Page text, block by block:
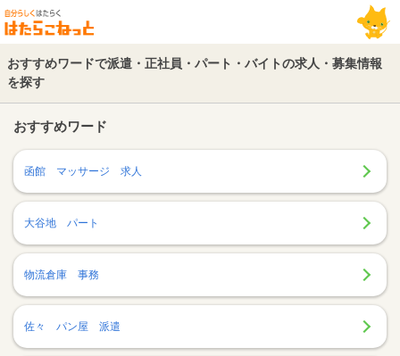
おすすめワードで派遣・正社員・パート・バイトの求人・募集情報
を探す
おすすめワード
函館 マッサージ 求人
大谷地 パート
物流倉庫 事務
佐々 パン屋 派遣